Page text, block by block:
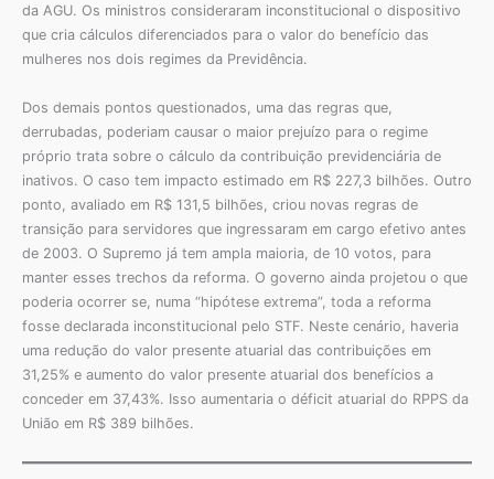
da AGU. Os ministros consideraram inconstitucional o dispositivo
que cria cálculos diferenciados para o valor do benefício das
mulheres nos dois regimes da Previdência.
Dos demais pontos questionados, uma das regras que,
derrubadas, poderiam causar o maior prejuízo para o regime
próprio trata sobre o cálculo da contribuição previdenciária de
inativos. O caso tem impacto estimado em R$ 227,3 bilhões. Outro
ponto, avaliado em R$ 131,5 bilhões, criou novas regras de
transição para servidores que ingressaram em cargo efetivo antes
de 2003. O Supremo já tem ampla maioria, de 10 votos, para
manter esses trechos da reforma. O governo ainda projetou o que
poderia ocorrer se, numa “hipótese extrema”, toda a reforma
fosse declarada inconstitucional pelo STF. Neste cenário, haveria
uma redução do valor presente atuarial das contribuições em
31,25% e aumento do valor presente atuarial dos benefícios a
conceder em 37,43%. Isso aumentaria o déficit atuarial do RPPS da
União em R$ 389 bilhões.